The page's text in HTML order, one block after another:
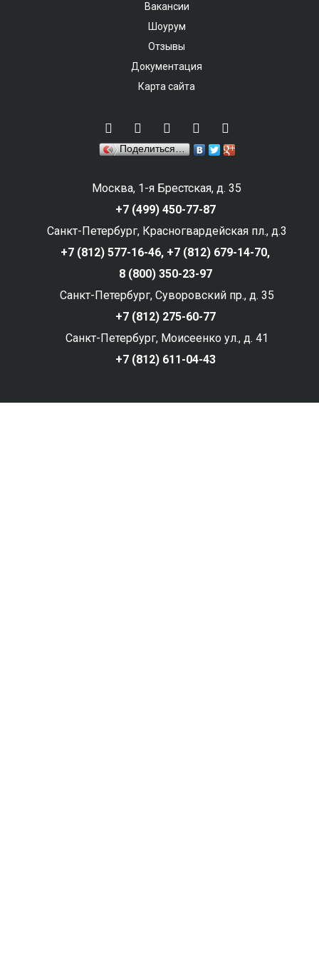
Вакансии
Шоурум
Отзывы
Документация
Карта сайта
Поделиться…
Москва, 1-я Брестская, д. 35
+7 (499) 450-77-87
Санкт-Петербург, Красногвардейская пл., д.3
+7 (812) 577-16-46, +7 (812) 679-14-70,
8 (800) 350-23-97
Санкт-Петербург, Суворовский пр., д. 35
+7 (812) 275-60-77
Санкт-Петербург, Моисеенко ул., д. 41
+7 (812) 611-04-43